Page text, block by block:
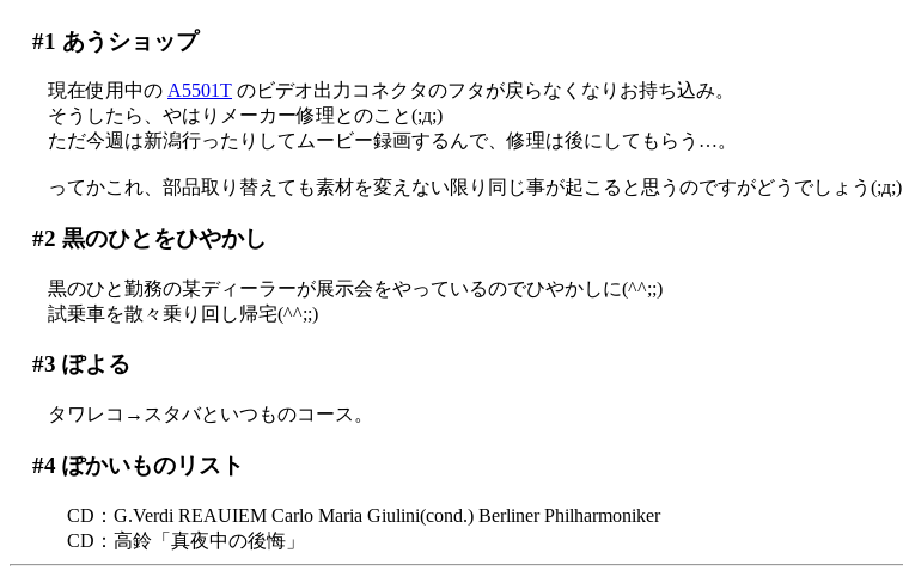
#1 あうショップ
現在使用中の A5501T のビデオ出力コネクタのフタが戻らなくなりお持ち込み。
そうしたら、やはりメーカー修理とのこと(;д;)
ただ今週は新潟行ったりしてムービー録画するんで、修理は後にしてもらう…。
ってかこれ、部品取り替えても素材を変えない限り同じ事が起こると思うのですがどうでしょう(;д;)
#2 黒のひとをひやかし
黒のひと勤務の某ディーラーが展示会をやっているのでひやかしに(^^;;)
試乗車を散々乗り回し帰宅(^^;;)
#3 ぽよる
タワレコ→スタバといつものコース。
#4ぽかいものリスト
CD：G.Verdi REAUIEM Carlo Maria Giulini(cond.) Berliner Philharmoniker
CD：高鈴「真夜中の後悔」